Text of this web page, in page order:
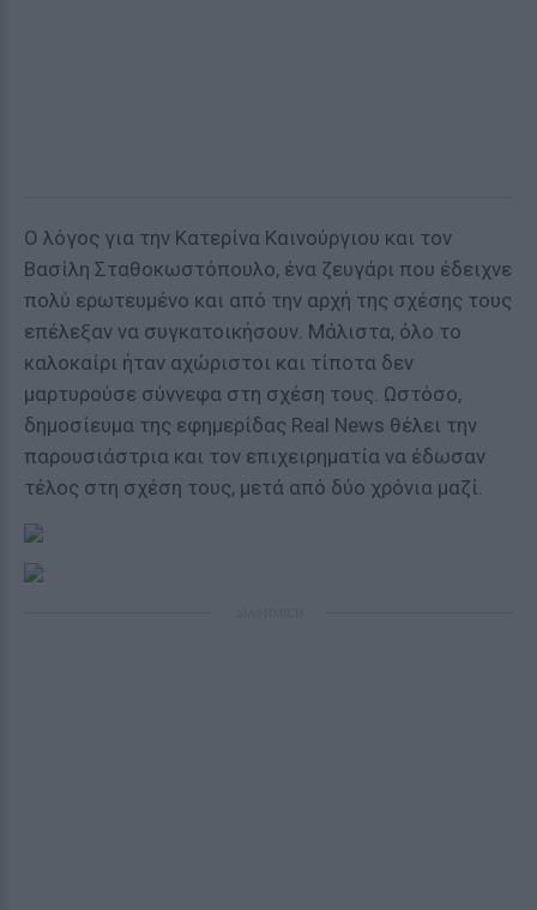
Ο λόγος για την Κατερίνα Καινούργιου και τον
Βασίλη Σταθοκωστόπουλο, ένα ζευγάρι που έδειχνε
πολύ ερωτευμένο και από την αρχή της σχέσης τους
επέλεξαν να συγκατοικήσουν. Μάλιστα, όλο το
καλοκαίρι ήταν αχώριστοι και τίποτα δεν
μαρτυρούσε σύννεφα στη σχέση τους. Ωστόσο,
δημοσίευμα της εφημερίδας Real News θέλει την
παρουσιάστρια και τον επιχειρηματία να έδωσαν
τέλος στη σχέση τους, μετά από δύο χρόνια μαζί.